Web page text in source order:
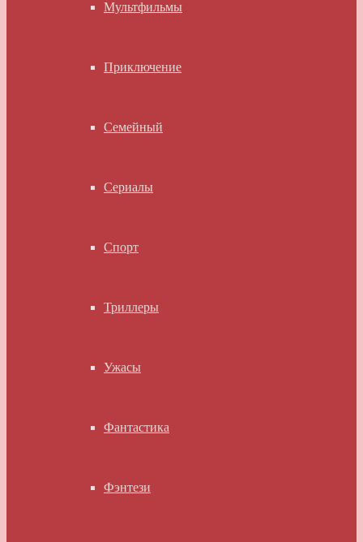
Мультфильмы
Приключение
Семейный
Сериалы
Спорт
Триллеры
Ужасы
Фантастика
Фэнтези